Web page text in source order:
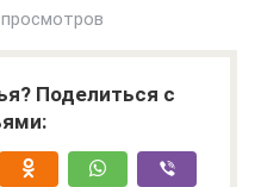
Поделиться с